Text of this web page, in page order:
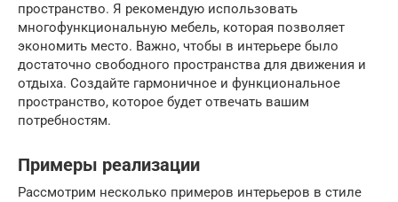
пространство. Я рекомендую использовать
многофункциональную мебель, которая позволяет
экономить место. Важно, чтобы в интерьере было
достаточно свободного пространства для движения и
отдыха. Создайте гармоничное и функциональное
пространство, которое будет отвечать вашим
потребностям.
Примеры реализации
Рассмотрим несколько примеров интерьеров в стиле